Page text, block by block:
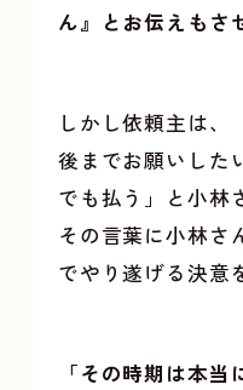
ん』とお伝えもさ
しかし依頼主は、
後までお願いした
でも払う」と小林
その言葉に小林さ
でやり遂げる決意
「その時期は本